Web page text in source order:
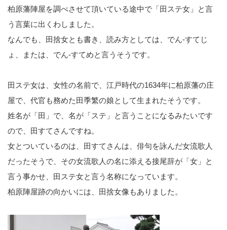
柏原藩陣屋を調べさせて頂いている途中で「田ステ女」と言
う言葉に出くわしました。
なんでも、田捨女とも書き、読み方としては、でん-すてじ
ょ、または、でん-すてめと言うそうです。
田ステ女は、女性の名前で、江戸時代の1634年に柏原藩の庄
屋で、代官も務めた田季繁の娘として生まれたそうです。
姓名が「田」で、名が「ステ」と言うことになるみたいです
ので、田すてさんですね。
女とついているのは、田すてさんは、俳句を詠んだ女流歌人
だったそうで、その女流歌人の名に添える接尾辞が「女」と
言う事かせ、田ステ女と言う名称になっています。
柏原陣屋跡の向かいには、田捨女像もありました。